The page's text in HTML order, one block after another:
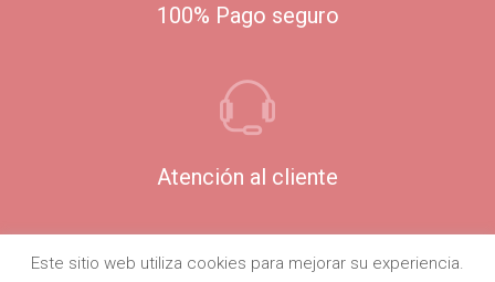
100% Pago seguro
Atención al cliente
Este sitio web utiliza cookies para mejorar su experiencia.